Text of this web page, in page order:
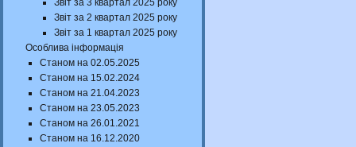
Звіт за 3 квартал 2025 року
Звіт за 2 квартал 2025 року
Звіт за 1 квартал 2025 року
Особлива інформація
Станом на 02.05.2025
Станом на 15.02.2024
Станом на 21.04.2023
Станом на 23.05.2023
Станом на 26.01.2021
Станом на 16.12.2020